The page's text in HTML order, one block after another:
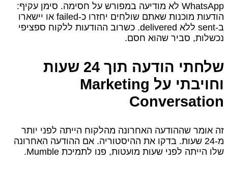
WhatsApp לא מודיעה במפורש על חסימה. סימן עקיף:
הודעות מוכנות שאתם שולחים יחזרו כ‑failed או יישארו
ב‑sent ללא delivered. כשרוב ההודעות ללקוח ספציפי
נכשלות, סביר שהוא חסם.
שלחתי הודעה תוך 24 שעות
וחויבתי על Marketing
Conversation
זה אומר שההודעה האחרונה מהלקוח הייתה לפני יותר
מ‑24 שעות. בדקו את ההיסטוריה. אם ההודעה האחרונה
שלו הייתה לפני שעות מועטות, פנו לתמיכת Mumble.